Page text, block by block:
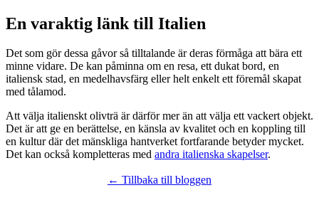
En varaktig länk till Italien
Det som gör dessa gåvor så tilltalande är deras förmåga att bära ett
minne vidare. De kan påminna om en resa, ett dukat bord, en
italiensk stad, en medelhavsfärg eller helt enkelt ett föremål skapat
med tålamod.
Att välja italienskt olivträ är därför mer än att välja ett vackert objekt.
Det är att ge en berättelse, en känsla av kvalitet och en koppling till
en kultur där det mänskliga hantverket fortfarande betyder mycket.
Det kan också kompletteras med andra italienska skapelser.
← Tillbaka till bloggen